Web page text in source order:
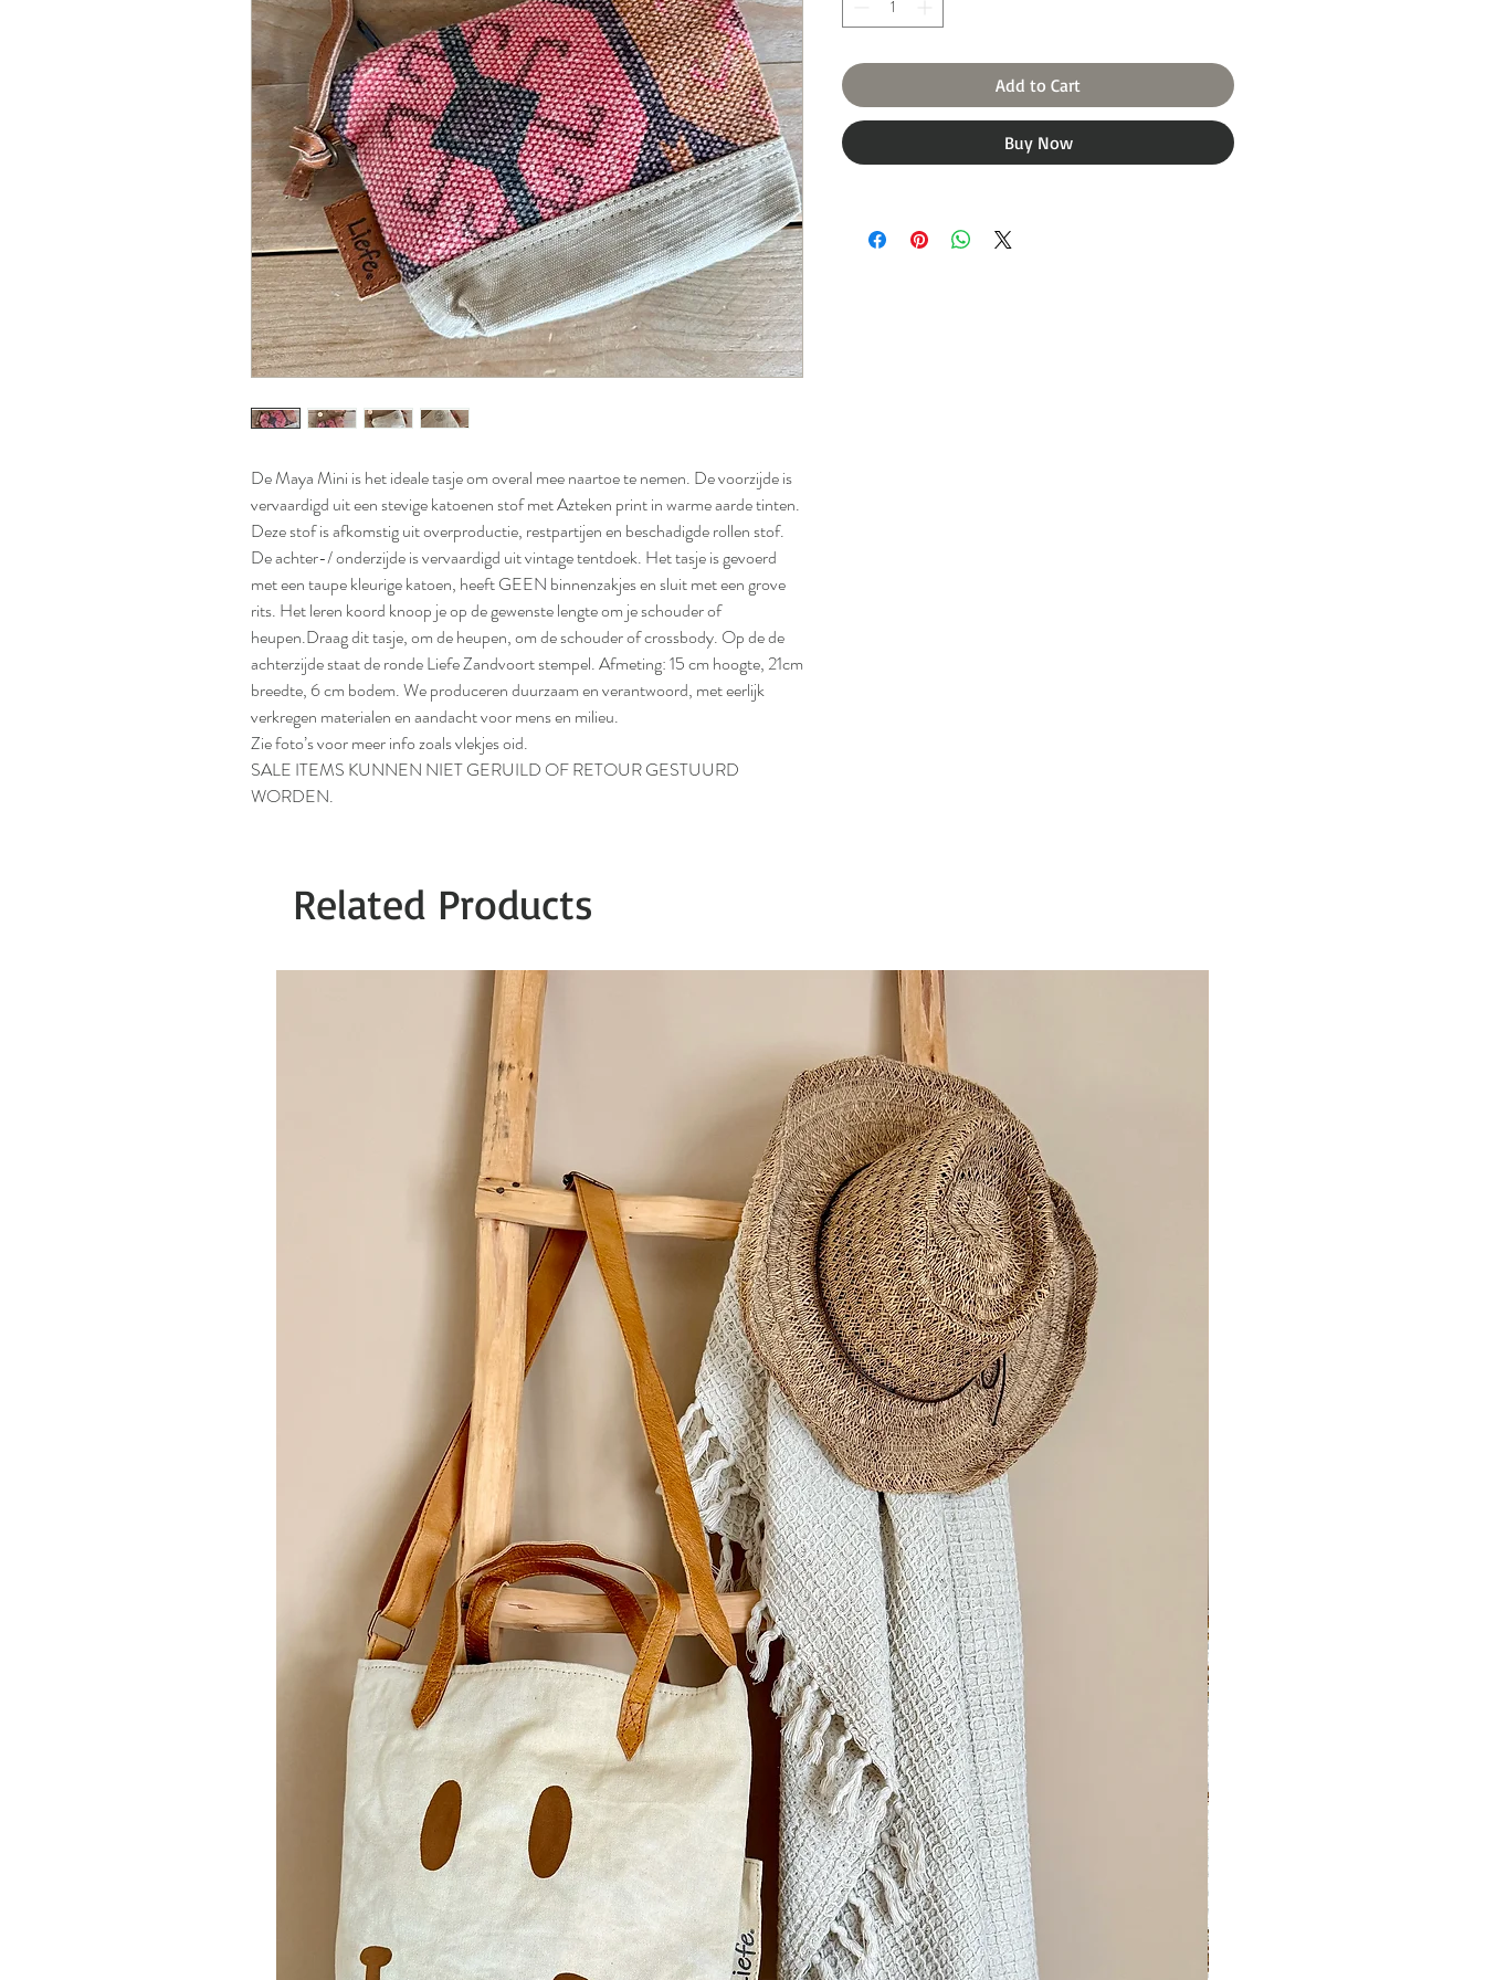
De Maya Mini is het ideale tasje om overal mee naartoe te nemen. De voorzijde is
vervaardigd uit een stevige katoenen stof met Azteken print in warme aarde tinten.
Deze stof is afkomstig uit overproductie, restpartijen en beschadigde rollen stof.
De achter-/ onderzijde is vervaardigd uit vintage tentdoek. Het tasje is gevoerd
met een taupe kleurige katoen, heeft GEEN binnenzakjes en sluit met een grove
rits. Het leren koord knoop je op de gewenste lengte om je schouder of
heupen.Draag dit tasje, om de heupen, om de schouder of crossbody. Op de de
achterzijde staat de ronde Liefe Zandvoort stempel. Afmeting: 15 cm hoogte, 21cm
breedte, 6 cm bodem. We produceren duurzaam en verantwoord, met eerlijk
verkregen materialen en aandacht voor mens en milieu.
Zie foto’s voor meer info zoals vlekjes oid.
SALE ITEMS KUNNEN NIET GERUILD OF RETOUR GESTUURD
WORDEN.
Add to Cart
Buy Now
Related Products